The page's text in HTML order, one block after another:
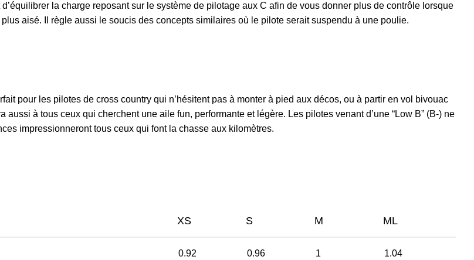
la charge reposant sur le système de pilotage aux C afin de vous donner plus de contrôle lorsque
aisé. Il règle aussi le soucis des concepts similaires où le pilote serait suspendu à une poulie.
pour les pilotes de cross country qui n’hésitent pas à monter à pied aux décos, ou à partir en vol bivouac
à tous ceux qui cherchent une aile fun, performante et légère. Les pilotes venant d’une “Low B” (B-) ne
impressionneront tous ceux qui font la chasse aux kilomètres.
XS S M ML
0.92 0.96 1 1.04